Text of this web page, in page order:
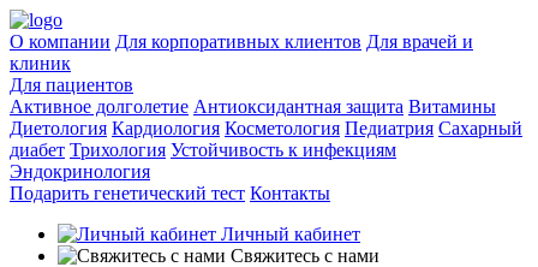
О компании Для корпоративных клиентов Для врачей и
клиник
Для пациентов
Активное долголетие Антиоксидантная защита Витамины
Диетология Кардиология Косметология Педиатрия Сахарный
диабет Трихология Устойчивость к инфекциям
Эндокринология
Подарить генетический тест Контакты
Личный кабинет
Свяжитесь с нами